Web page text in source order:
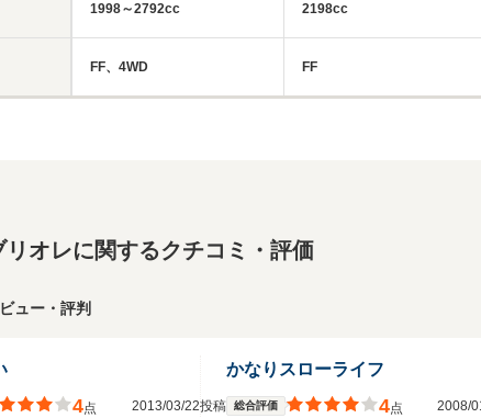
1998～2792cc
FF、4WD
2198cc
FF
リオレに関するクチコミ・評価
ュー・評判
4点 2013/03/22投稿
かなりスローライフ
総合評価 4点 2008/